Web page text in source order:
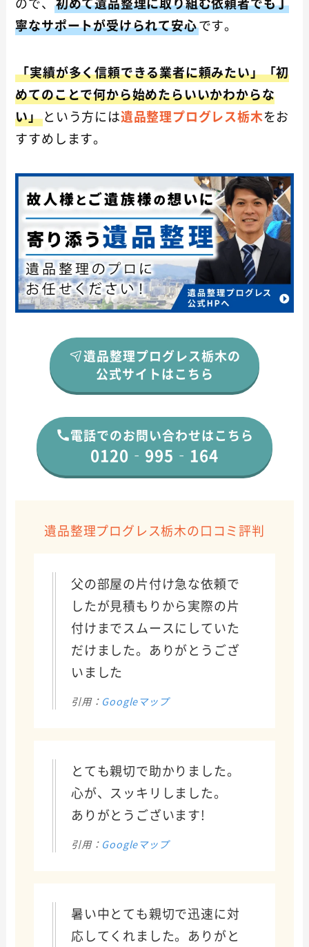
寧なサポートが受けられて安心です。
「実績が多く信頼できる業者に頼みたい」「初
めてのことで何から始めたらいいかわからな
い」という方には遺品整理プログレス栃木をお
すすめします。
遺品整理プログレス栃木の
公式サイトはこちら
電話でのお問い合わせはこちら
0120‐995‐164
遺品整理プログレス栃木の口コミ評判
父の部屋の片付け急な依頼で
したが見積もりから実際の片
付けまでスムースにしていた
だけました。ありがとうござ
いました
引用： Googleマップ
とても親切で助かりました。
心が、スッキリしました。
ありがとうございます!
引用： Googleマップ
暑い中とても親切で迅速に対
応してくれました。ありがと